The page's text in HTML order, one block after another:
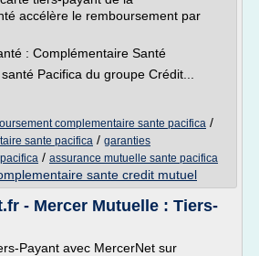
accélère le remboursement par
: Complémentaire Santé
Pacifica du groupe Crédit...
complementaire sante pacifica /
sante pacifica / garanties
/ assurance mutuelle sante pacifica
sante credit mutuel
- Mercer Mutuelle : Tiers-
Payant avec MercerNet sur